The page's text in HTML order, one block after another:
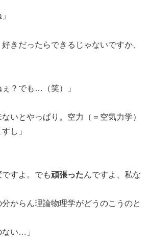
きだったらできるじゃないですか、
？でも…（笑）」
いとやっぱり。空力（＝空気力学）
し」
ですよ。でも頑張ったんですよ、私な
からん理論物理学がどうのこうのと
い…」